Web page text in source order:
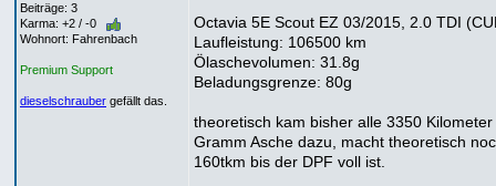
Beiträge: 3
Karma: +2 / -0
Wohnort: Fahrenbach
Premium Support
dieselschrauber gefällt das.
Octavia 5E Scout EZ 03/2015, 2.0 TDI
Laufleistung: 106500 km
Ölaschevolumen: 31.8g
Beladungsgrenze: 80g
theoretisch kam bisher alle 3350 Kilometer
Gramm Asche dazu, macht theoretisch
160tkm bis der DPF voll ist.